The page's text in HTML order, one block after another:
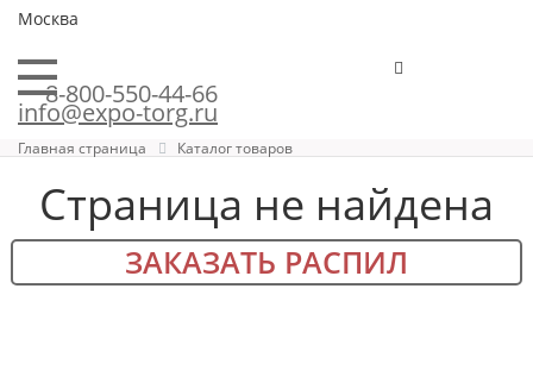
Москва
8-800-550-44-66
info@expo-torg.ru
Главная страница Каталог товаров
Страница не найдена
ЗАКАЗАТЬ РАСПИЛ